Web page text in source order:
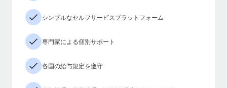
シンプルなセルフサービスプラットフォーム
専門家による個別サポート
各国の給与規定を遵守